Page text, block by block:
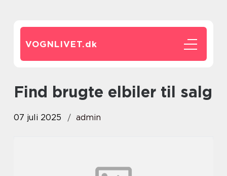
VOGNLIVET.dk
Find brugte elbiler til salg
07 juli 2025 admin